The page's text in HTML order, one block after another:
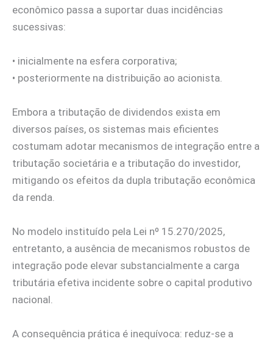
econômico passa a suportar duas incidências
sucessivas:
• inicialmente na esfera corporativa;
• posteriormente na distribuição ao acionista.
Embora a tributação de dividendos exista em
diversos países, os sistemas mais eficientes
costumam adotar mecanismos de integração entre a
tributação societária e a tributação do investidor,
mitigando os efeitos da dupla tributação econômica
da renda.
No modelo instituído pela Lei nº 15.270/2025,
entretanto, a ausência de mecanismos robustos de
integração pode elevar substancialmente a carga
tributária efetiva incidente sobre o capital produtivo
nacional.
A consequência prática é inequívoca: reduz-se a